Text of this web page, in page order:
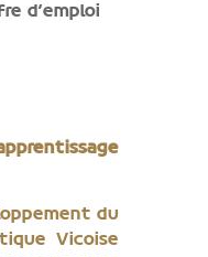
d'emploi
du
Vicoise